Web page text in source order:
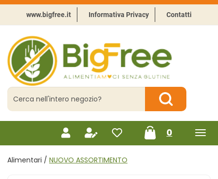
Passa
contenuto
principale
www.bigfree.it Informativa Privacy Contatti
BigFree
-
Punto
celiachia
Cerca
Prodotto
Cerca Prodotto
0prodotti
inseriti
Alimentari / NUOVO ASSORTIMENTO